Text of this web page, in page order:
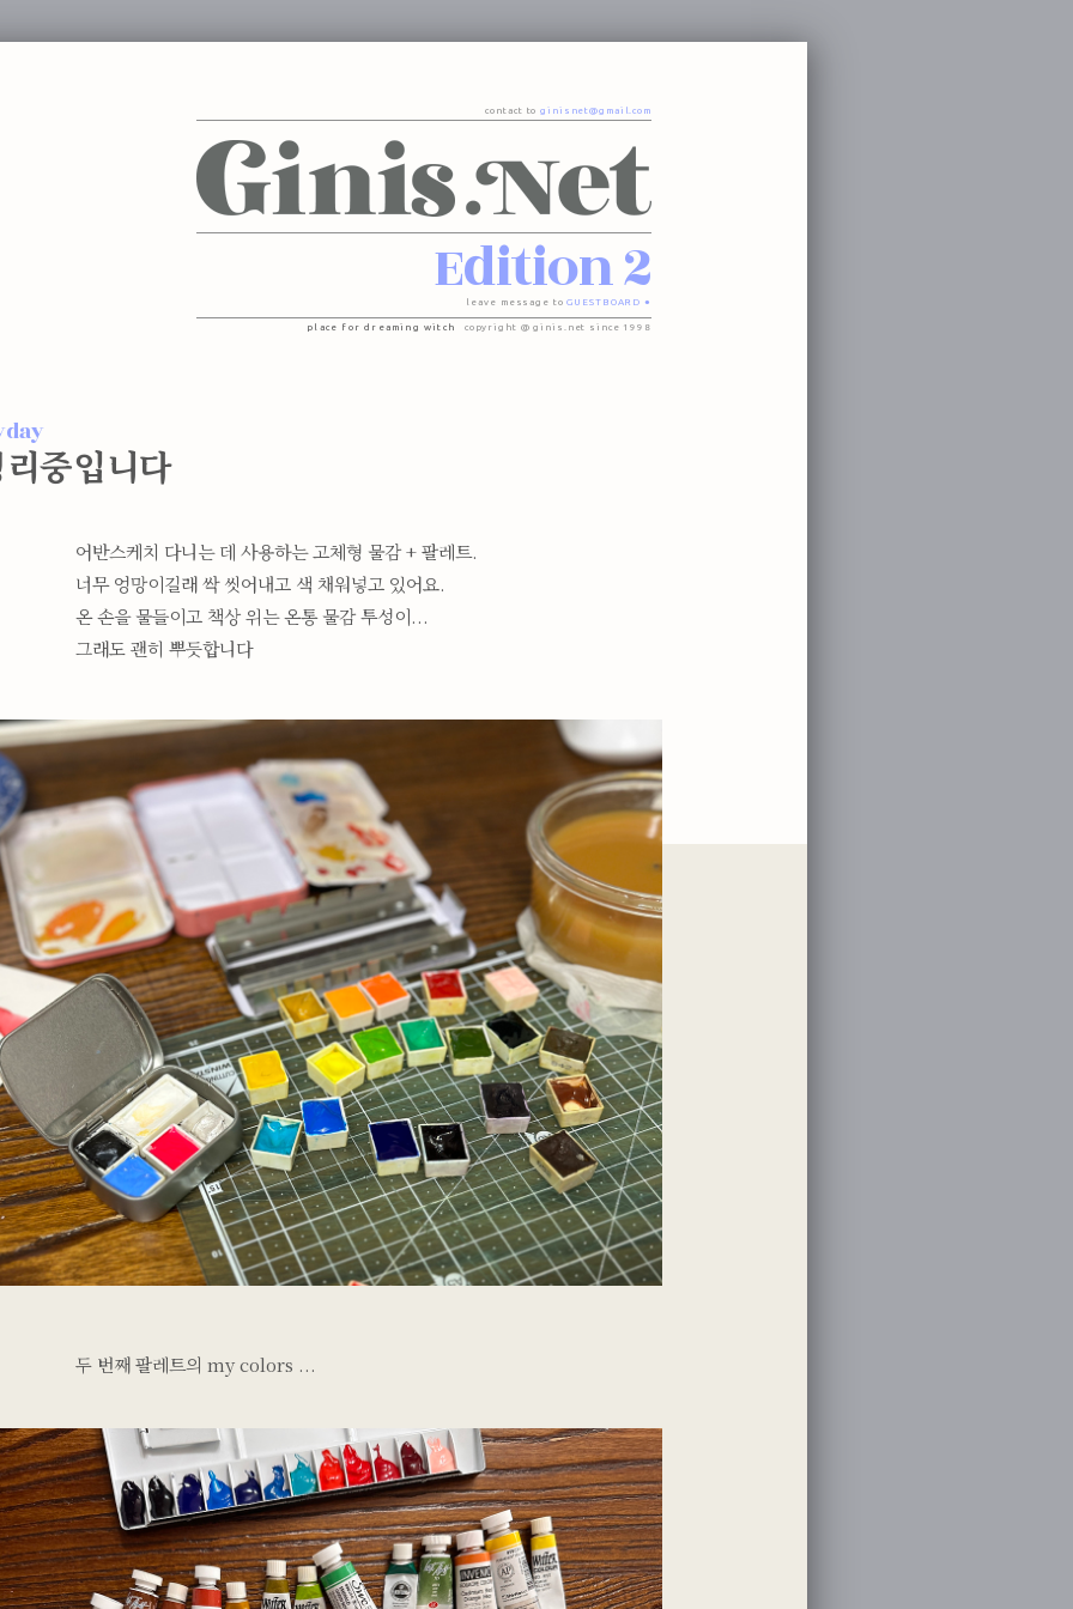
contact toginisnet@gmail.com
Edition 2
leave message toGUESTBOARD ●
place for dreaming witch copyright @ ginis.net since 1998
중입니다
어반스케치 다니는 데 사용하는 고체형 물감 + 팔레트.
너무 엉망이길래 싹 씻어내고 색 채워넣고 있어요.
온 손을 물들이고 책상 위는 온통 물감 투성이...
그래도 괜히 뿌듯합니다
두 번째 팔레트의 my colors ...